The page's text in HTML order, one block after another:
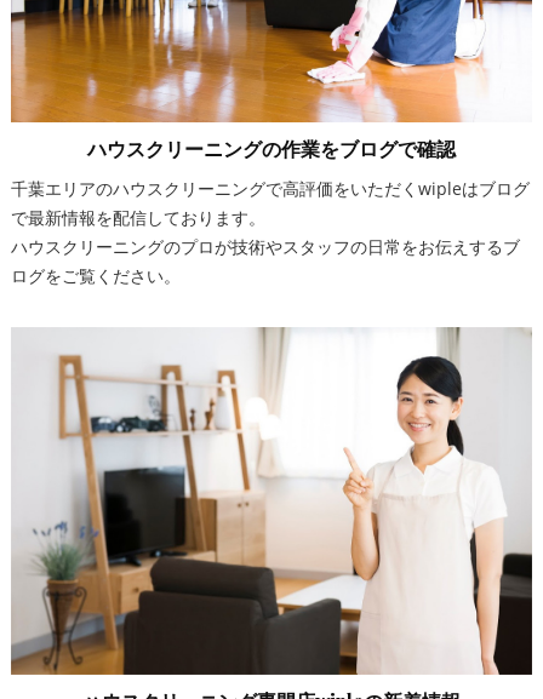
ハウスクリーニングの作業をブログで確認
千葉エリアのハウスクリーニングで高評価をいただくwipleはブログ
で最新情報を配信しております。
ハウスクリーニングのプロが技術やスタッフの日常をお伝えするブ
ログをご覧ください。